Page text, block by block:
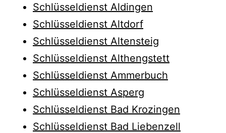
Schlüsseldienst Aldingen
Schlüsseldienst Altdorf
Schlüsseldienst Altensteig
Schlüsseldienst Althengstett
Schlüsseldienst Ammerbuch
Schlüsseldienst Asperg
Schlüsseldienst Bad Krozingen
Schlüsseldienst Bad Liebenzell